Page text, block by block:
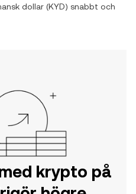
dollar (KYD) snabbt och
krypto på